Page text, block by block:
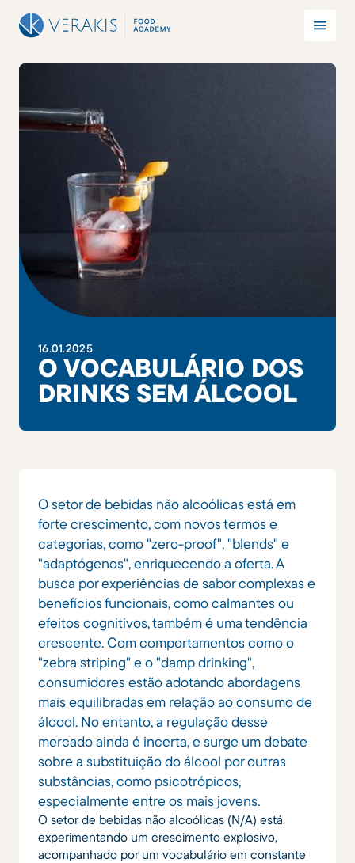
16.01.2025
O VOCABULÁRIO DOS
DRINKS SEM ÁLCOOL
O setor de bebidas não alcoólicas está em
forte crescimento, com novos termos e
categorias, como "zero-proof", "blends" e
"adaptógenos", enriquecendo a oferta. A
busca por experiências de sabor complexas e
benefícios funcionais, como calmantes ou
efeitos cognitivos, também é uma tendência
crescente. Com comportamentos como o
"zebra striping" e o "damp drinking",
consumidores estão adotando abordagens
mais equilibradas em relação ao consumo de
álcool. No entanto, a regulação desse
mercado ainda é incerta, e surge um debate
sobre a substituição do álcool por outras
substâncias, como psicotrópicos,
especialmente entre os mais jovens.
O setor de bebidas não alcoólicas (N/A) está
experimentando um crescimento explosivo,
acompanhado por um vocabulário em constante